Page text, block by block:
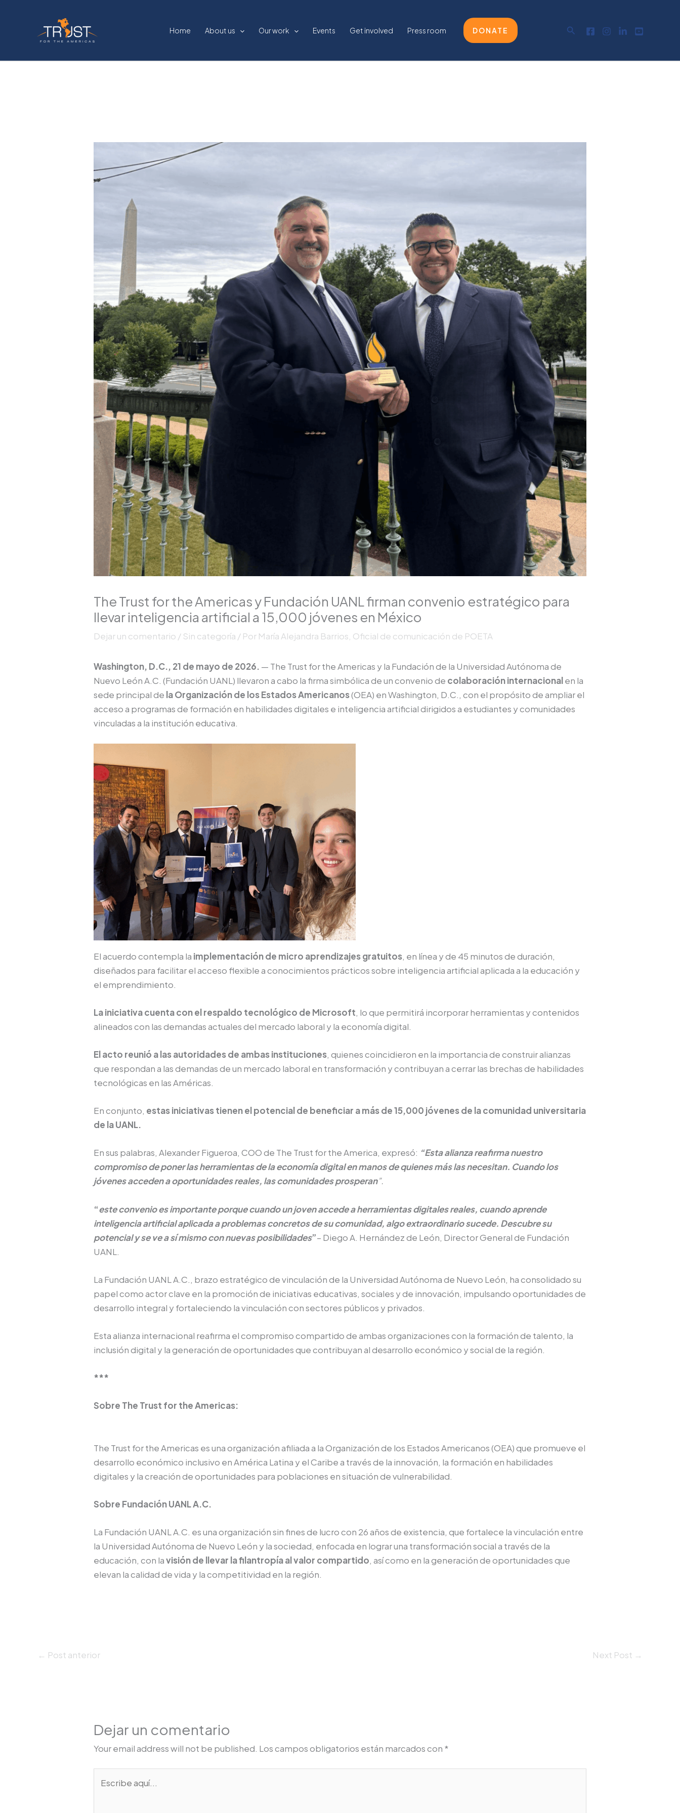
contenido
Home About us Our work Events Get involved Press room DONATE Buscar
The Trust for the Americas y Fundación UANL firman convenio estratégico para
llevar inteligencia artificial a 15,000 jóvenes en México
Dejar un comentario / Sin categoría / Por María Alejandra Barrios, Oficial de comunicación de POETA
Washington, D.C., 21 de mayo de 2026. — The Trust for the Americas y la Fundación de la Universidad Autónoma de
Nuevo León A.C. (Fundación UANL) llevaron a cabo la firma simbólica de un convenio de colaboración internacionalen la
sede principal de la Organización de los Estados Americanos(OEA) en Washington, D.C., con el propósito de ampliar el
acceso a programas de formación en habilidades digitales e inteligencia artificial dirigidos a estudiantes y comunidades
vinculadas a la institución educativa.
El acuerdo contempla la implementación de micro aprendizajes gratuitos, en línea y de 45 minutos de duración,
diseñados para facilitar el acceso flexible a conocimientos prácticos sobre inteligencia artificial aplicada a la educación y
el emprendimiento.
La iniciativa cuenta con el respaldo tecnológico de Microsoft, lo que permitirá incorporar herramientas y contenidos
alineados con las demandas actuales del mercado laboral y la economía digital.
El acto reunió a las autoridades de ambas instituciones, quienes coincidieron en la importancia de construir alianzas
que respondan a las demandas de un mercado laboral en transformación y contribuyan a cerrar las brechas de habilidades
tecnológicas en las Américas.
En conjunto, estas iniciativas tienen el potencial de beneficiar a más de 15,000 jóvenes de la comunidad universitaria
de la UANL.
En sus palabras, Alexander Figueroa, COO de The Trust for the America, expresó: “Esta alianza reafirma nuestro
compromiso de poner las herramientas de la economía digital en manos de quienes más las necesitan. Cuando los
jóvenes acceden a oportunidades reales, las comunidades prosperan”.
“este convenio es importante porquecuando un joven accede a herramientas digitales reales, cuando aprende
inteligencia artificial aplicada a problemas concretos de su comunidad, algo extraordinario sucede. Descubre su
potencial y se ve a sí mismo con nuevas posibilidades”– Diego A. Hernández de León, Director General de Fundación
UANL.
La Fundación UANL A.C., brazo estratégico de vinculación de la Universidad Autónoma de Nuevo León, ha consolidado su
papel como actor clave en la promoción de iniciativas educativas, sociales y de innovación, impulsando oportunidades de
desarrollo integral y fortaleciendo la vinculación con sectores públicos y privados.
Esta alianza internacional reafirma el compromiso compartido de ambas organizaciones con la formación de talento, la
inclusión digital y la generación de oportunidades que contribuyan al desarrollo económico y social de la región.
***
Sobre The Trust for the Americas:
The Trust for the Americas es una organización afiliada a la Organización de los Estados Americanos (OEA) que promueve el
desarrollo económico inclusivo en América Latina y el Caribe a través de la innovación, la formación en habilidades
digitales y la creación de oportunidades para poblaciones en situación de vulnerabilidad.
Sobre Fundación UANL A.C.
La Fundación UANL A.C. es una organización sin fines de lucro con 26 años de existencia, que fortalece la vinculación entre
la Universidad Autónoma de Nuevo León y la sociedad, enfocada en lograr una transformación social a través de la
educación, con lavisión de llevar la filantropía al valor compartido, así como en la generación de oportunidades que
elevan la calidad de vida y la competitividad en la región.
← Post anterior Next Post →
Dejar un comentario
Your email address will not be published. Los campos obligatorios están marcados con *
aquí...